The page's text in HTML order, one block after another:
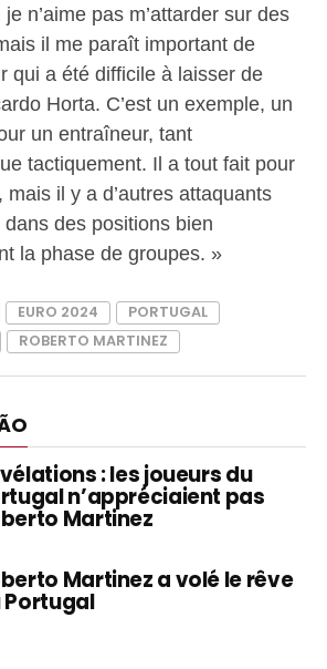
n’aime pas m’attarder sur des
il me paraît important de
qui a été difficile à laisser de
Horta. C’est un exemple, un
un entraîneur, tant
tactiquement. Il a tout fait pour
il y a d’autres attaquants
des positions bien
la phase de groupes. »
EURO 2024
PORTUGAL
ROBERTO MARTINEZ
: les joueurs du
n’appréciaient pas
Martinez
Martinez a volé le rêve
Portugal